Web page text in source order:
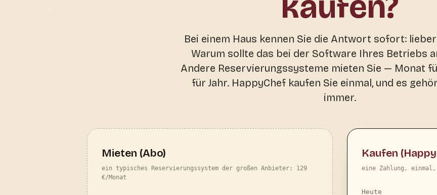
Bei einem Haus kennen Sie die Antwort sofort:
Warum sollte das bei der Software Ihres Betriebs
Andere Reservierungssysteme mieten Sie — Monat
für Jahr. HappyChef kaufen Sie einmal, und es
immer.
Mieten (Abo)
ein typisches Reservierungssystem der großen Anbieter: 129
€/Monat
Kaufen
eine Zahlung,
Heute